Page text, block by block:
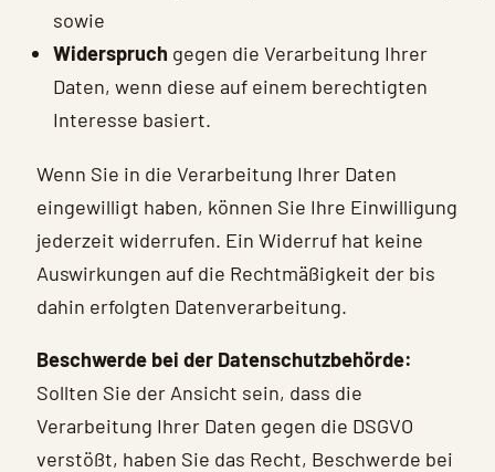
sowie
Widerspruch gegen die Verarbeitung Ihrer
Daten, wenn diese auf einem berechtigten
Interesse basiert.
Wenn Sie in die Verarbeitung Ihrer Daten
eingewilligt haben, können Sie Ihre Einwilligung
jederzeit widerrufen. Ein Widerruf hat keine
Auswirkungen auf die Rechtmäßigkeit der bis
dahin erfolgten Datenverarbeitung.
Beschwerde bei der Datenschutzbehörde:
Sollten Sie der Ansicht sein, dass die
Verarbeitung Ihrer Daten gegen die DSGVO
verstößt, haben Sie das Recht, Beschwerde bei